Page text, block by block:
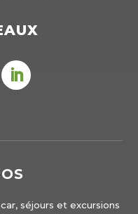
séjours et excursions